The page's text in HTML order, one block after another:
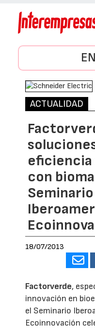
ACTUALIDAD
con
Seminario
18/07/2013
Factorverde,
innovación en
el Seminario
Ecoinnovación